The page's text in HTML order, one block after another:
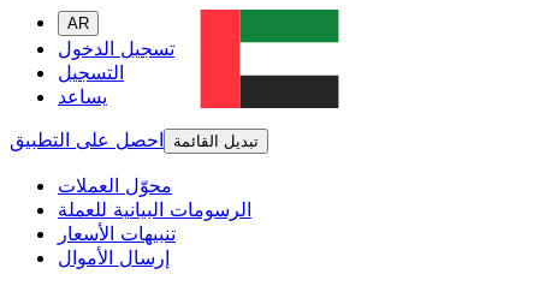
AR
تسجيل الدخول
التسجيل
يساعد
احصل على التطبيق
تبديل القائمة
محوّل العملات
الرسومات البيانية للعملة
تنبيهات الأسعار
إرسال الأموال